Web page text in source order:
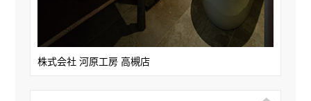
株式会社 河原工房 高槻店